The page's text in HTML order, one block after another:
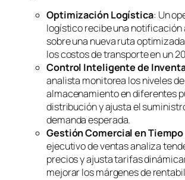
Optimización Logística: Un
logístico recibe una
sobre una nueva ruta
los costos de transporte en un
Control Inteligente de
analista monitorea los niveles de
almacenamiento en diferentes
distribución y ajusta el
demanda esperada.
Gestión Comercial en Tiempo
ejecutivo de ventas analiza
precios y ajusta tarifas
mejorar los márgenes de